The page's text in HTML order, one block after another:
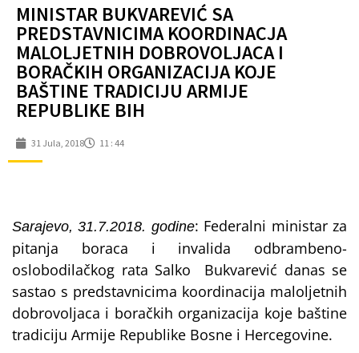
MINISTAR BUKVAREVIĆ SA
PREDSTAVNICIMA KOORDINACJA
MALOLJETNIH DOBROVOLJACA I
BORAČKIH ORGANIZACIJA KOJE
BAŠTINE TRADICIJU ARMIJE
REPUBLIKE BIH
31 Jula, 2018 11 : 44
Sarajevo, 31.7.2018. godine: Federalni ministar za
pitanja boraca i invalida odbrambeno-
oslobodilačkog rata Salko Bukvarević danas se
sastao s predstavnicima koordinacija maloljetnih
dobrovoljaca i boračkih organizacija koje baštine
tradiciju Armije Republike Bosne i Hercegovine.